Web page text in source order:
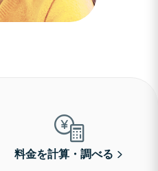
料金を計算・調べる